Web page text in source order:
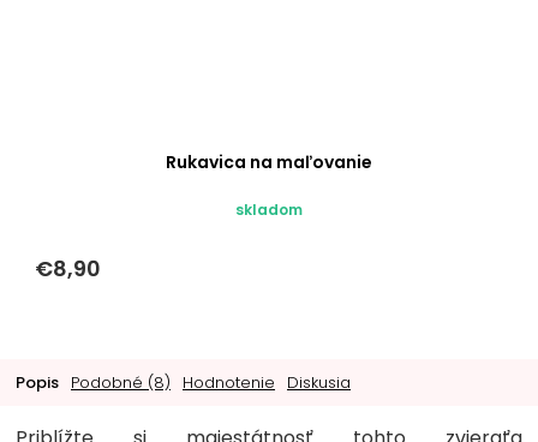
Rukavica na maľovanie
skladom
€8,90
Popis Podobné (8) Hodnotenie Diskusia